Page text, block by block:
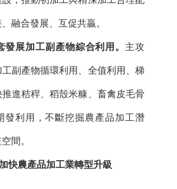
融合發展、互促共贏。
發展加工副產物綜合利用。 主攻
副產物循環利用、全值利用、梯
進秸稈、稻殼米糠、畜禽皮毛骨
發利用，不斷挖掘農產品加工潛
間。
加快農產品加工業轉型升級